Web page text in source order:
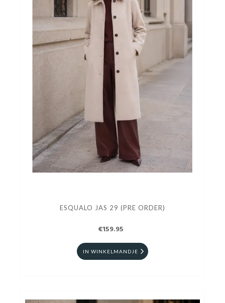
ESQUALO JAS 29 (PRE ORDER)
€159.95
IN WINKELMANDJE